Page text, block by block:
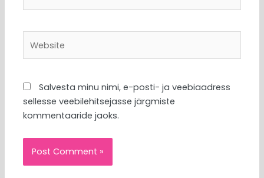
Salvesta minu nimi, e-posti- ja veebiaadress
sellesse veebilehitsejasse järgmiste
kommentaaride jaoks.